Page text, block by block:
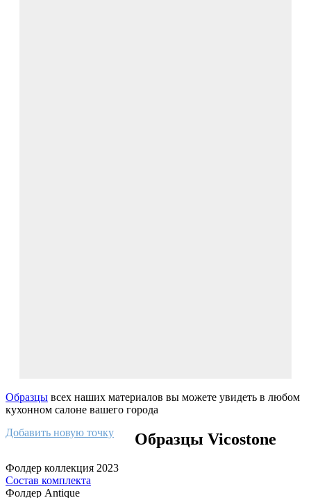
Образцы всех наших материалов вы можете увидеть в любом
кухонном салоне вашего города
Добавить новую точку
Образцы Vicostone
Фолдер коллекция 2023
Состав комплекта
Фолдер Antique